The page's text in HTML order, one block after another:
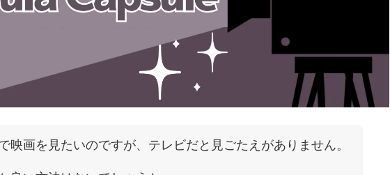
映画を見たいのですが、テレビだと見ごたえがありません。